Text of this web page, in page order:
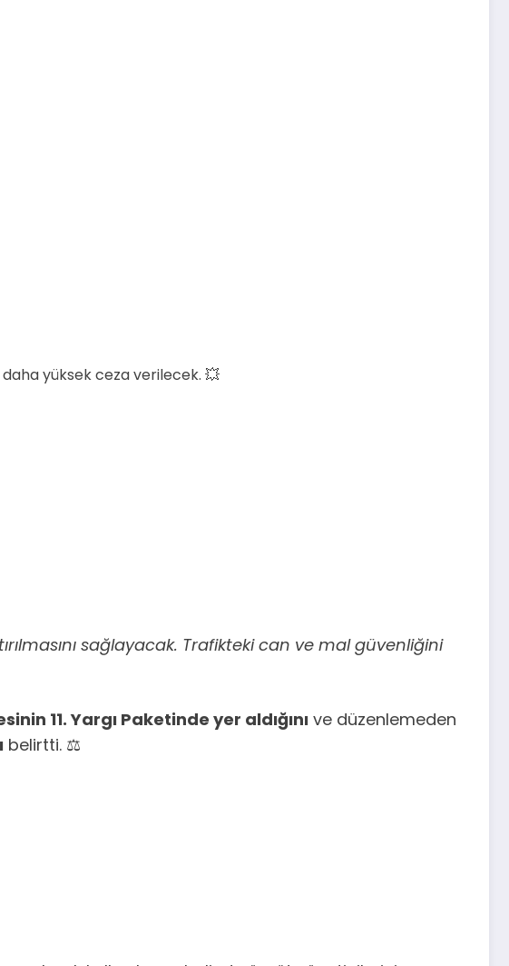
yüksek ceza verilecek. 💥
sağlayacak. Trafikteki can ve mal güvenliğini
11. Yargı Paketinde yer aldığını ve düzenlemeden
belirtti. ⚖️